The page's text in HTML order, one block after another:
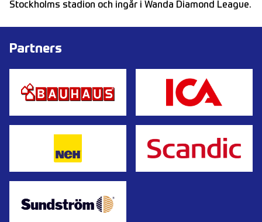
Stockholms stadion och ingår i Wanda Diamond League.
Partners